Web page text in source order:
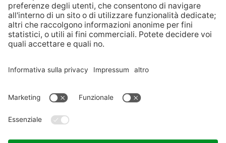
LETTERE DA GESÙ BAMBINO?
SERVICE